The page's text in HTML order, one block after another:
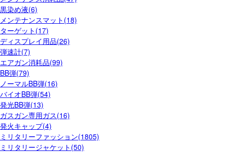
黒染め液(6)
メンテナンスマット(18)
ターゲット(17)
ディスプレイ用品(26)
弾速計(7)
エアガン消耗品(99)
BB弾(79)
ノーマルBB弾(16)
バイオBB弾(54)
発光BB弾(13)
ガスガン専用ガス(16)
発火キャップ(4)
ミリタリーファッション(1805)
ミリタリージャケット(50)